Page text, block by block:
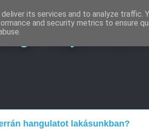
- Teljes körű
hangulatot lakásunkban?
its services and to analyze traffic.
and security metrics to ensure